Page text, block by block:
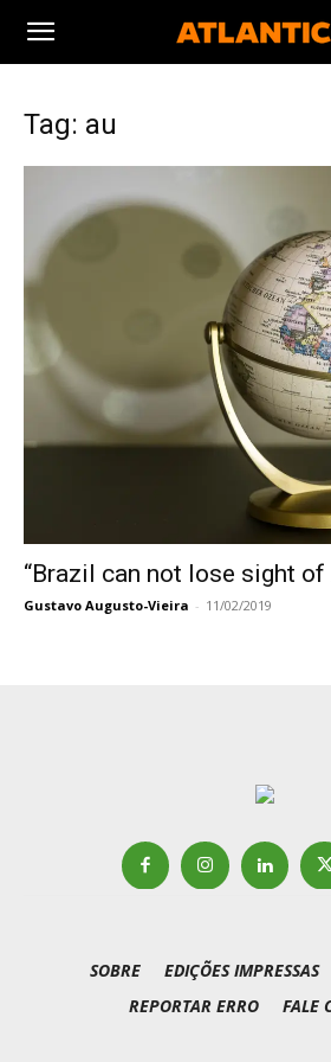
Tag: au
“Brazil can not lose sight of
Gustavo Augusto-Vieira - 11/02/2019
SOBRE EDIÇÕES IMPRESSAS
REPORTAR ERRO
FALE